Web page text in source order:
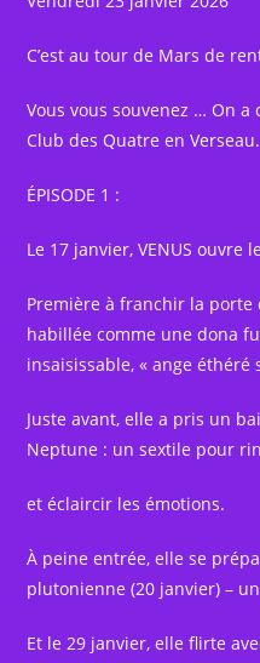
C’est au tour de Mars de
Vous vous souvenez … On
Club des Quatre en Verseau.
ÉPISODE 1 :
Le 17 janvier, VENUS ouvre
Première à franchir la porte
habillée comme une dona
insaisissable, « ange éthéré
Juste avant, elle a pris un
Neptune : un sextile pour
et éclaircir les émotions.
À peine entrée, elle se
plutonienne (20 janvier) –
Et le 29 janvier, elle flirte